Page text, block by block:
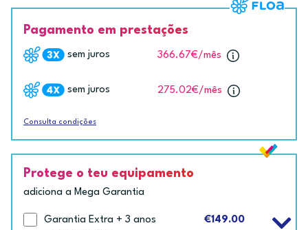
Pagamento em prestações
sem juros 366.67€/mês
sem juros 275.02€/mês
Consulta condições
Protege o teu equipamento
adiciona a Mega Garantia
Garantia Extra + 3 anos
€149.00